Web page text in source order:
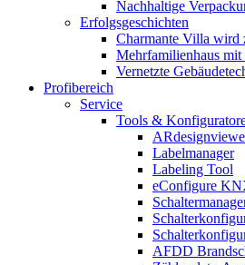
Nachhaltige
Erfolgsgeschichten
Charmante Villa wird
Mehrfamilienhaus
Vernetzte
Profibereich
Service
Tools &
Labelmanager
Labeling Tool
eConfigure
AFDD